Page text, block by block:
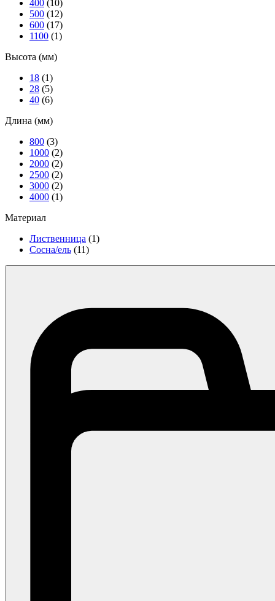
400 (10)
500 (12)
600 (17)
1100 (1)
Высота (мм)
18 (1)
28 (5)
40 (6)
Длина (мм)
800 (3)
1000 (2)
2000 (2)
2500 (2)
3000 (2)
4000 (1)
Материал
Лиственница (1)
Сосна/ель (11)